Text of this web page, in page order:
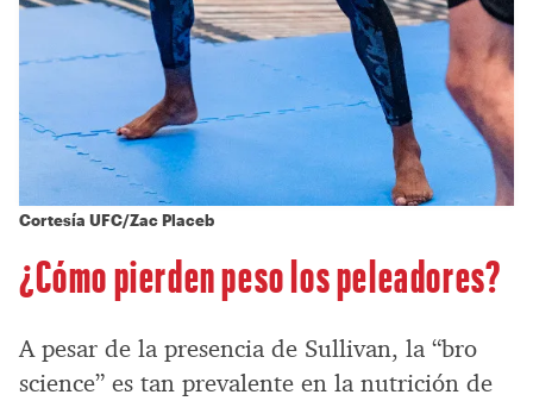
Cortesía UFC/Zac Placeb
¿Cómo pierden peso los peleadores?
A pesar de la presencia de Sullivan, la “bro
science” es tan prevalente en la nutrición de